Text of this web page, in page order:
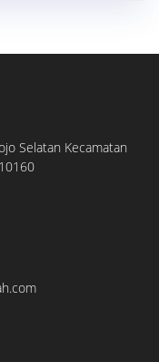
Selatan Kecamatan